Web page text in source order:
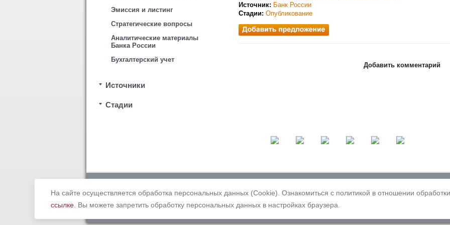
Эмиссия и листинг
Стратегические вопросы
Аналитические материалы
Банка России
Бухгалтерский учет
Источники
Стадии
Источник: Банк России
Стадии: Опубликование
Добавить комментарий
законодательством Российской Федерации. Воспроизведение, распространение и иное использование информации, размещенной
только с предварительного письменного согласия Ассоциации «НП РТС».
Информация о владельце сайта
На сайте осуществляется обработка персональных данных (Cookie). Ознакомиться с политикой в отношении
ссылке. Вы можете запретить обработку персональных данных в настройках браузера.